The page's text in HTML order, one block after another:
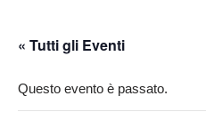
« Tutti gli Eventi
Questo evento è passato.